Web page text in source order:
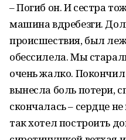
– Погиб он. И сестра
машина вдребезги.
происшествия, был
обессилела. Мы
очень жалко. Покончил
вынесла боль потери,
скончалась – сердце
так хотел построить